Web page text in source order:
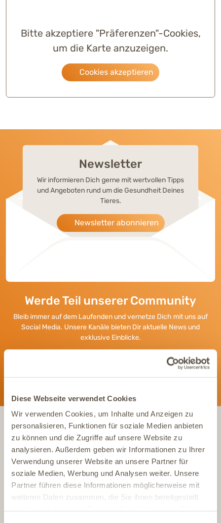
Diese Webseite verwendet Cookies
Wir verwenden Cookies, um Inhalte und Anzeigen zu
personalisieren, Funktionen für soziale Medien anbieten
zu können und die Zugriffe auf unsere Website zu
analysieren. Außerdem geben wir Informationen zu Ihrer
Verwendung unserer Website an unsere Partner für
soziale Medien, Werbung und Analysen weiter. Unsere
Partner führen diese Informationen möglicherweise mit
weiteren Daten zusammen, die Sie ihnen bereitgestellt
Bitte akzeptiere "Präferenzen"-Cookies,
um die Karte anzuzeigen.
Cookies akzeptieren
Newsletter
Wir informieren Dich gerne mit wertvollen Tipps
und Angeboten rund um die Gesundheit Deines
Tieres.
Newsletter abonnieren
Werde Teil unserer Community
Bleib immer auf dem Laufenden und vernetze Dich mit uns auf
Social Media. Unsere Kanäle bieten Dir aktuelle News und
exklusive Einblicke.
KONTAKT
Tel.:+49 (0)6504 7433510
Aus dem deutschen Festnetz, Mo-Fr, 7-17 Uhr
Tel.:+43 (0)720 883 773